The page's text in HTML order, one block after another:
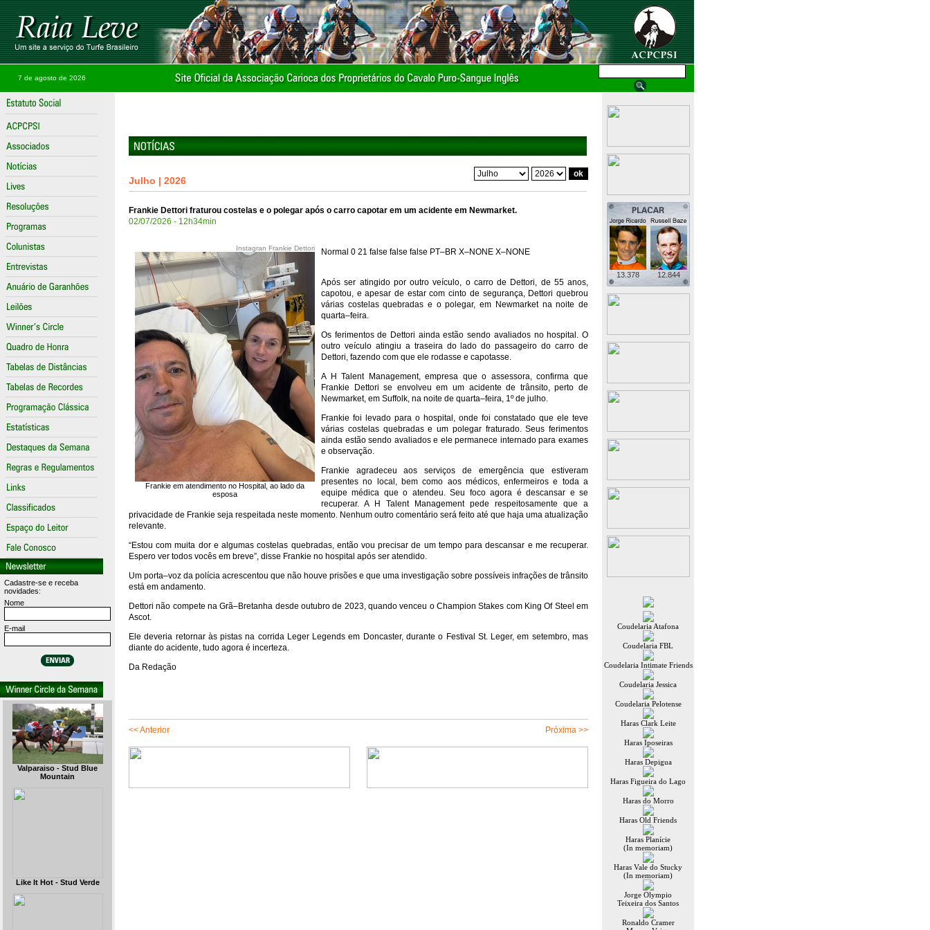
7 de agosto de 2026
Cadastre-se e receba
novidades:
Nome
E-mail
Valparaiso - Stud Blue
Mountain
Like It Hot - Stud Verde
Julho | 2026
Frankie Dettori fraturou costelas e o polegar após o carro capotar em um acidente em Newmarket.
02/07/2026 - 12h34min
Instagran Frankie Dettori
Frankie em atendimento no Hospital, ao lado da
esposa
Normal 0 21 false false false PT–BR X–NONE X–NONE
Após ser atingido por outro veículo, o carro de Dettori, de 55 anos,
capotou, e apesar de estar com cinto de segurança, Dettori quebrou
várias costelas quebradas e o polegar, em Newmarket na noite de
quarta–feira.
Os ferimentos de Dettori ainda estão sendo avaliados no hospital. O
outro veículo atingiu a traseira do lado do passageiro do carro de
Dettori, fazendo com que ele rodasse e capotasse.
A H Talent Management, empresa que o assessora, confirma que
Frankie Dettori se envolveu em um acidente de trânsito, perto de
Newmarket, em Suffolk, na noite de quarta–feira, 1º de julho.
Frankie foi levado para o hospital, onde foi constatado que ele teve
várias costelas quebradas e um polegar fraturado. Seus ferimentos
ainda estão sendo avaliados e ele permanece internado para exames
e observação.
Frankie agradeceu aos serviços de emergência que estiveram
presentes no local, bem como aos médicos, enfermeiros e toda a
equipe médica que o atendeu. Seu foco agora é descansar e se
recuperar. A H Talent Management pede respeitosamente que a
privacidade de Frankie seja respeitada neste momento. Nenhum outro comentário será feito até que haja uma atualização
relevante.
“Estou com muita dor e algumas costelas quebradas, então vou precisar de um tempo para descansar e me recuperar.
Espero ver todos vocês em breve”, disse Frankie no hospital após ser atendido.
Um porta–voz da polícia acrescentou que não houve prisões e que uma investigação sobre possíveis infrações de trânsito
está em andamento.
Dettori não compete na Grã–Bretanha desde outubro de 2023, quando venceu o Champion Stakes com King Of Steel em
Ascot.
Ele deveria retornar às pistas na corrida Leger Legends em Doncaster, durante o Festival St. Leger, em setembro, mas
diante do acidente, tudo agora é incerteza.
Da Redação
<< Anterior Próxima >>
13.378 12.844
Coudelaria Atafona
Coudelaria FBL
Coudelaria Intimate Friends
Coudelaria Jessica
Coudelaria Pelotense
Haras Clark Leite
Haras Iposeiras
Haras Depigua
Haras Figueira do Lago
Haras do Morro
Haras Old Friends
Haras Planície
(In memoriam)
Haras Vale do Stucky
(In memoriam)
Jorge Olympio
Teixeira dos Santos
Ronaldo Cramer